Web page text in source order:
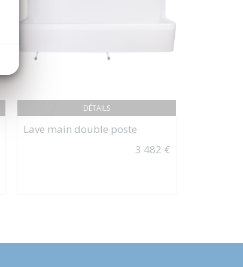
DÉTAILS
Lave main double poste
3 482 €